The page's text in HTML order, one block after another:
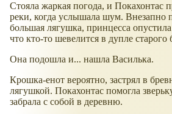
Стояла жаркая погода, и Покахонтас
реки, когда услышала шум. Внезапно
большая лягушка, принцесса опустила
что кто-то шевелится в дупле старого
Она подошла и... нашла Василька.
Крошка-енот вероятно, застрял в
лягушкой. Покахонтас помогла
забрала с собой в деревню.